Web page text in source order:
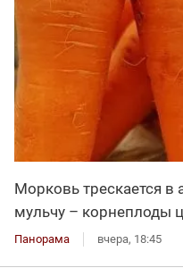
Морковь трескается в
мульчу – корнеплоды
Панорама вчера, 18:45